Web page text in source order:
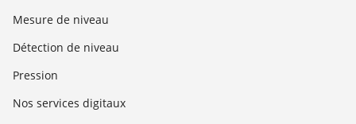
Mesure de niveau
Détection de niveau
Pression
Nos services digitaux